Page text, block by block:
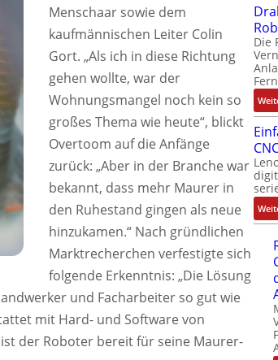
Menschaar sowie dem
kaufmännischen Leiter Colin
Gort. „Als ich in diese Richtung
gehen wollte, war der
Wohnungsmangel noch kein so
großes Thema wie heute“, blickt
Overtoom auf die Anfänge
zurück: „Aber in der Branche war
bekannt, dass mehr Maurer in
den Ruhestand gingen als neue
hinzukamen.“ Nach gründlichen
Marktrecherchen verfestigte sich
folgende Erkenntnis: „Die Lösung
und Facharbeiter so gut wie
mit Hard- und Software von
der Roboter bereit für seine Maurer-
Die